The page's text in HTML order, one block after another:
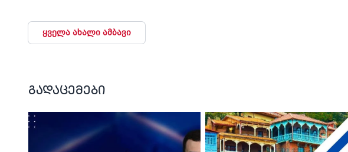
ყველა ახალი ამბავი
გადაცემები